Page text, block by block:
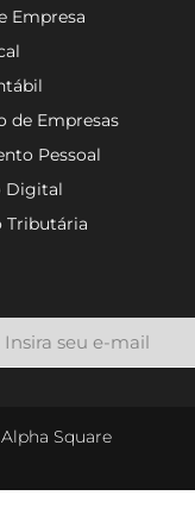
Empresa
de Empresas
Pessoal
Digital
Tributária
Square